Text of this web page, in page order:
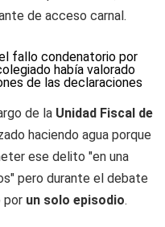
de acceso carnal.
fallo condenatorio por
había valorado
de las declaraciones
de la Unidad Fiscal de
haciendo agua porque
ese delito "en una
pero durante el debate
por un solo episodio.